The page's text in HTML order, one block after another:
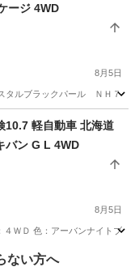
ージ 4WD
8月5日
タルブラックパール ＮＨ７
かり金
10.7 軽自動車 北海道
バン G L 4WD
8月5日
ＷＤ 色：アーバンナイトブ
バン
ない方へ